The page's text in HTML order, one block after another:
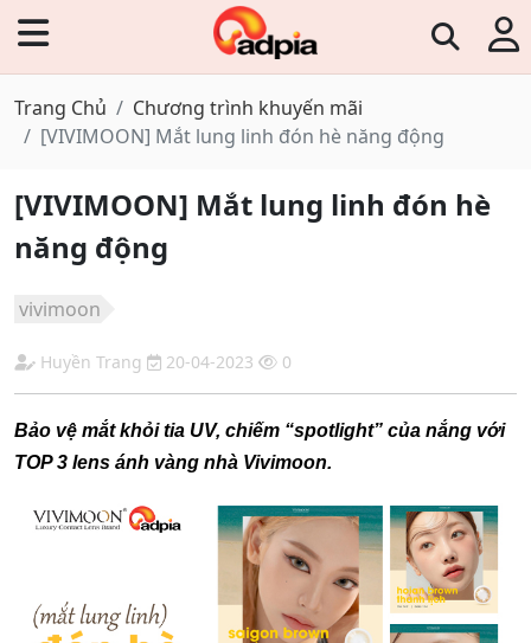
Trang Chủ
Chương trình khuyến mãi
[VIVIMOON] Mắt lung linh đón hè năng động
[VIVIMOON] Mắt lung linh đón hè
năng động
vivimoon
Huyền Trang 20-04-2023 0
Bảo vệ mắt khỏi tia UV, chiếm “spotlight” của nắng với
TOP 3 lens ánh vàng nhà Vivimoon.